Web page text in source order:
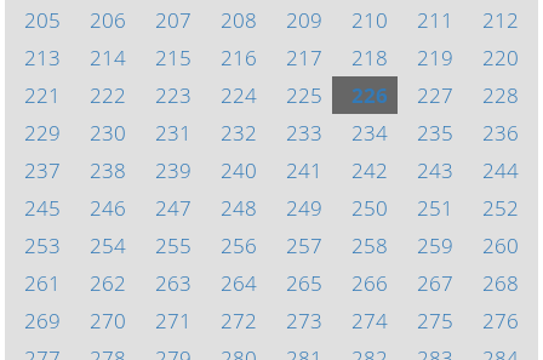
205
206 207 208 209 210 211
212
213
214 215 216 217 218 219
220
221
222 223 224 225 226 227
228
229
230 231 232 233 234 235
236
237
238 239 240 241 242 243
244
245
246 247 248 249 250 251
252
253
254 255 256 257 258 259
260
261
262 263 264 265 266 267
268
269
270 271 272 273 274 275
276